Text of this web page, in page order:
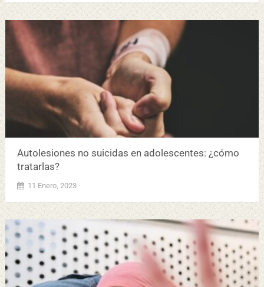
Autolesiones no suicidas en adolescentes: ¿cómo
tratarlas?
11 Enero, 2023